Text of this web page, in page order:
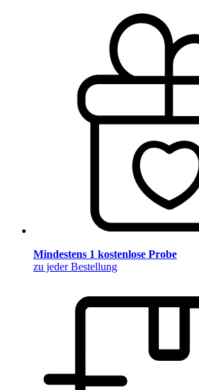
Mindestens 1 kostenlose Probe
zu jeder Bestellung